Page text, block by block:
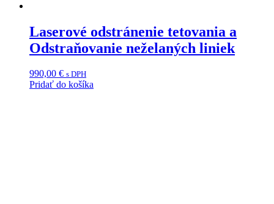
Laserové odstránenie tetovania a
Odstraňovanie neželaných liniek
990,00 € s DPH
Pridať do košíka